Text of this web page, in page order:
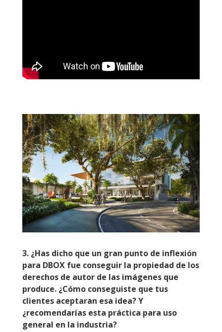
3. ¿Has dicho que un gran punto de inflexión
para DBOX fue conseguir la propiedad de los
derechos de autor de las imágenes que
produce. ¿Cómo conseguiste que tus
clientes aceptaran esa idea? Y
¿recomendarías esta práctica para uso
general en la industria?